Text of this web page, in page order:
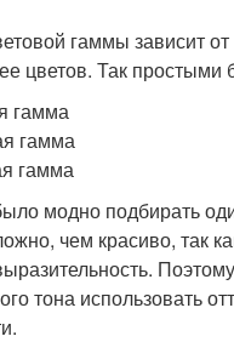
гаммы зависит от
цветов. Так простыми
гамма
гамма
гамма
модно подбирать
чем красиво, так
тона использовать